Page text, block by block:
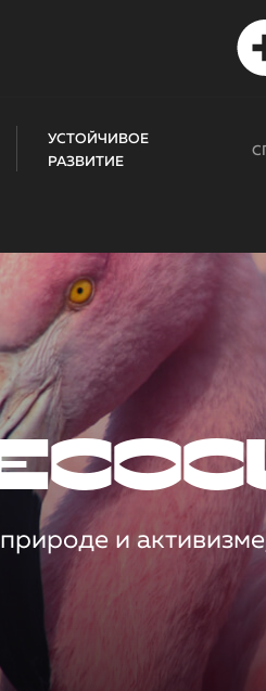
УСТОЙЧИВОЕ
РАЗВИТИЕ
и